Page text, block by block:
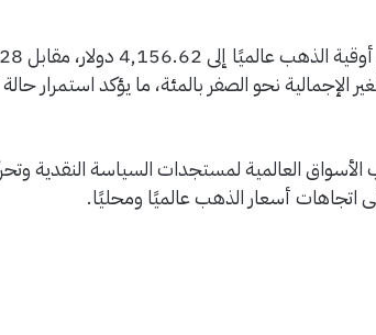
الإجمالية نحو الصفر بالمئة، ما يؤكد استمرار
الأسواق العالمية لمستجدات السياسة النقدية
اتجاهات أسعار الذهب عالميًا ومحليًا.